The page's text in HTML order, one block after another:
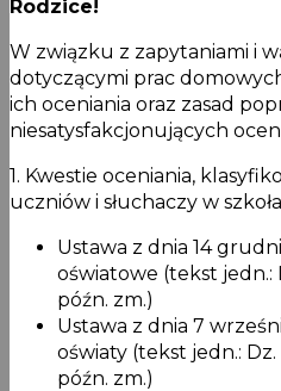
Rodzice!
W związku z zapytaniami i
dotyczącymi prac
ich oceniania oraz zasad
niesatysfakcjonujących
1. Kwestie oceniania,
uczniów i słuchaczy w
Ustawa z dnia 14
oświatowe (tekst jedn.:
późn. zm.)
Ustawa z dnia 7
oświaty (tekst jedn.:
późn. zm.)